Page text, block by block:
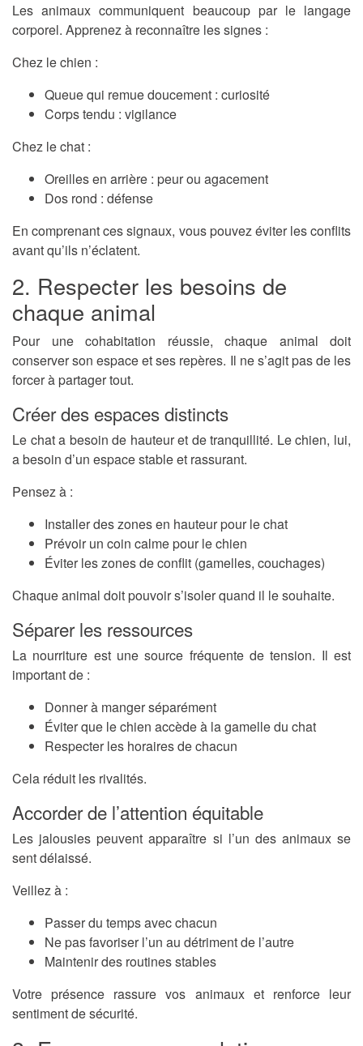
Les animaux communiquent beaucoup par le langage
corporel. Apprenez à reconnaître les signes :
Chez le chien :
Queue qui remue doucement : curiosité
Corps tendu : vigilance
Chez le chat :
Oreilles en arrière : peur ou agacement
Dos rond : défense
En comprenant ces signaux, vous pouvez éviter les conflits
avant qu’ils n’éclatent.
2. Respecter les besoins de
chaque animal
Pour une cohabitation réussie, chaque animal doit
conserver son espace et ses repères. Il ne s’agit pas de les
forcer à partager tout.
Créer des espaces distincts
Le chat a besoin de hauteur et de tranquillité. Le chien, lui,
a besoin d’un espace stable et rassurant.
Pensez à :
Installer des zones en hauteur pour le chat
Prévoir un coin calme pour le chien
Éviter les zones de conflit (gamelles, couchages)
Chaque animal doit pouvoir s’isoler quand il le souhaite.
Séparer les ressources
La nourriture est une source fréquente de tension. Il est
important de :
Donner à manger séparément
Éviter que le chien accède à la gamelle du chat
Respecter les horaires de chacun
Cela réduit les rivalités.
Accorder de l’attention équitable
Les jalousies peuvent apparaître si l’un des animaux se
sent délaissé.
Veillez à :
Passer du temps avec chacun
Ne pas favoriser l’un au détriment de l’autre
Maintenir des routines stables
Votre présence rassure vos animaux et renforce leur
sentiment de sécurité.